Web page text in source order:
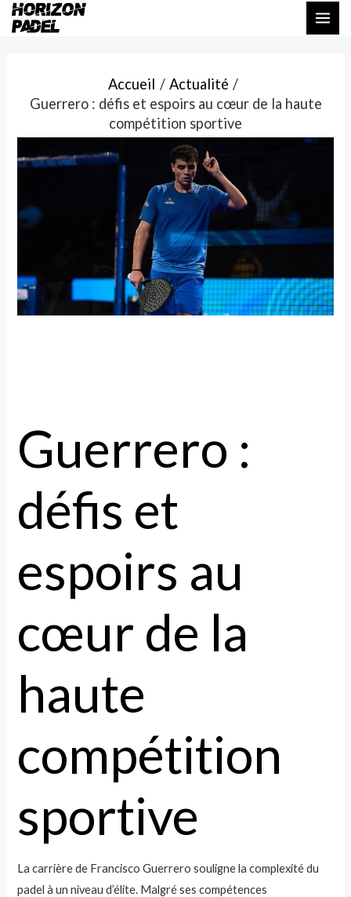
Aller
Accueil
Actualité
Guerrero : défis et espoirs au cœur de la haute
compétition sportive
Guerrero :
défis et
espoirs au
cœur de la
haute
compétition
sportive
La carrière de Francisco Guerrero souligne la complexité du
padel à un niveau d’élite. Malgré ses compétences
Navigation
des